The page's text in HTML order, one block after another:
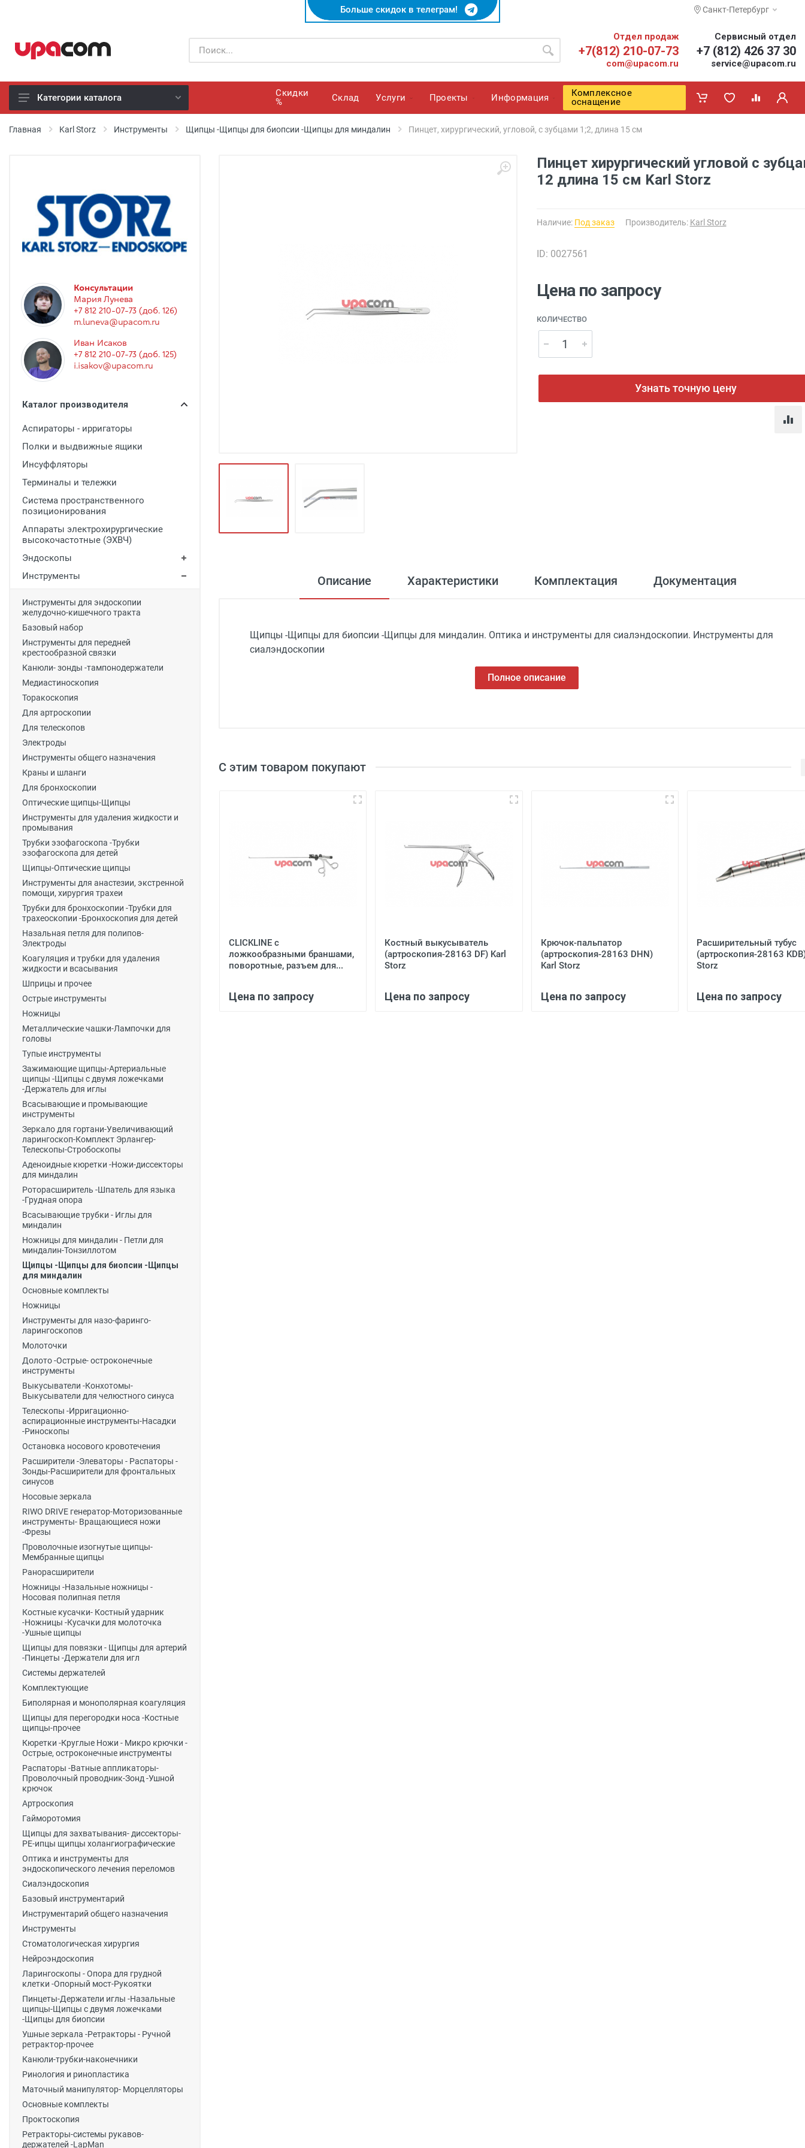
Больше скидок в телеграм! Санкт-Петербург
Отдел продаж
+7(812) 210-07-73
com@upacom.ru
Сервисный отдел
+7 (812) 426 37 30
service@upacom.ru
Б/У оборудование
Реанимация
Неонатология
Хирургия
Эндоскопия
Функциональная диагностика
Урология
Дезинфекция и стерилизация
Расходные материалы
Оториноларингология
Вспомогательное оборудование
Ветеринария
Стоматологическое оборудование
Лабораторное оборудование
Прачечное оборудование
Медицинские мониторы
Ортопедические товары
Косметология
Категории каталога
Скидки
%
Cклад Услуги Проекты Информация
Комплексное
оснащение
Главная Karl Storz Инструменты Щипцы -Щипцы для биопсии -Щипцы для миндалин Пинцет, хирургический, угловой, с зубцами 1;2, длина 15 см
Консультации
Мария Лунева
+7 812 210-07-73 (доб. 126)
m.luneva@upacom.ru
Иван Исаков
+7 812 210-07-73 (доб. 125)
i.isakov@upacom.ru
Каталог производителя
Аспираторы - ирригаторы
Полки и выдвижные ящики
Инсуффляторы
Терминалы и тележки
Система пространственного
позиционирования
Аппараты электрохирургические
высокочастотные (ЭХВЧ)
Эндоскопы
Инструменты
Инструменты для эндоскопии
желудочно-кишечного тракта
Базовый набор
Инструменты для передней
крестообразной связки
Канюли- зонды -тампонодержатели
Медиастиноскопия
Торакоскопия
Для артроскопии
Для телескопов
Электроды
Инструменты общего назначения
Краны и шланги
Для бронхоскопии
Оптические щипцы-Щипцы
Инструменты для удаления жидкости и
промывания
Трубки эзофагоскопа -Трубки
эзофагоскопа для детей
Щипцы-Оптические щипцы
Инструменты для анастезии, экстренной
помощи, хирургия трахеи
Трубки для бронхоскопии -Трубки для
трахеоскопии -Бронхоскопия для детей
Назальная петля для полипов-
Электроды
Коагуляция и трубки для удаления
жидкости и всасывания
Шприцы и прочее
Острые инструменты
Ножницы
Металлические чашки-Лампочки для
головы
Тупые инструменты
Зажимающие щипцы-Артериальные
щипцы -Щипцы с двумя ложечками
-Держатель для иглы
Всасывающие и промывающие
инструменты
Зеркало для гортани-Увеличивающий
ларингоскоп-Комплект Эрлангер-
Телескопы-Стробоскопы
Аденоидные кюретки -Ножи-диссекторы
для миндалин
Роторасширитель -Шпатель для языка
-Грудная опора
Всасывающие трубки - Иглы для
миндалин
Ножницы для миндалин - Петли для
миндалин-Тонзиллотом
Щипцы -Щипцы для биопсии -Щипцы
для миндалин
Основные комплекты
Ножницы
Инструменты для назо-фаринго-
ларингоскопов
Молоточки
Долото -Острые- остроконечные
инструменты
Выкусыватели -Конхотомы-
Выкусыватели для челюстного синуса
Телескопы -Ирригационно-
аспирационные инструменты-Насадки
-Риноскопы
Остановка носового кровотечения
Расширители -Элеваторы - Распаторы -
Зонды-Расширители для фронтальных
синусов
Носовые зеркала
RIWO DRIVE генератор-Моторизованные
инструменты- Вращающиеся ножи
-Фрезы
Проволочные изогнутые щипцы-
Мембранные щипцы
Ранорасширители
Ножницы -Назальные ножницы -
Носовая полипная петля
Костные кусачки- Костный ударник
-Ножницы -Кусачки для молоточка
-Ушные щипцы
Щипцы для повязки - Щипцы для артерий
-Пинцеты -Держатели для игл
Системы держателей
Комплектующие
Биполярная и монополярная коагуляция
Щипцы для перегородки носа -Костные
щипцы-прочее
Кюретки -Круглые Ножи - Микро крючки -
Острые, остроконечные инструменты
Распаторы -Ватные аппликаторы-
Проволочный проводник-Зонд -Ушной
крючок
Артроскопия
Гайморотомия
Щипцы для захватывания- диссекторы-
РЕ-ипцы щипцы холангиографические
Оптика и инструменты для
эндоскопического лечения переломов
Сиалэндоскопия
Базовый инструментарий
Инструментарий общего назначения
Инструменты
Стоматологическая хирургия
Нейроэндоскопия
Ларингоскопы - Опора для грудной
клетки -Опорный мост-Рукоятки
Пинцеты-Держатели иглы -Назальные
щипцы-Щипцы с двумя ложечками
-Щипцы для биопсии
Ушные зеркала -Ретракторы - Ручной
ретрактор-прочее
Канюли-трубки-наконечники
Ринология и ринопластика
Маточный манипулятор- Морцелляторы
Основные комплекты
Проктоскопия
Ретракторы-системы рукавов-
держателей -LapMan
Пинцет хирургический угловой с
12 длина 15 см Karl Storz
Наличие: Под заказ Производитель: Karl Storz
ID: 0027561
Цена по запросу
КОЛИЧЕСТВО
Узнать точную цену
Описание Характеристики Комплектация Документация
Щипцы -Щипцы для биопсии -Щипцы для миндалин. Оптика и инструменты для сиалэндоскопии. Инструменты для
сиалэндоскопии
Полное описание
С этим товаром покупают
CLICKLINE с
ложкообразными браншами,
поворотные, разъем для...
Цена по запросу
Костный выкусыватель
(артроскопия-28163 DF) Karl
Storz
Цена по запросу
Крючок-пальпатор
(артроскопия-28163 DHN)
Karl Storz
Цена по запросу
Расширительный тубус
(артроскопия-28163
Storz
Цена по запросу